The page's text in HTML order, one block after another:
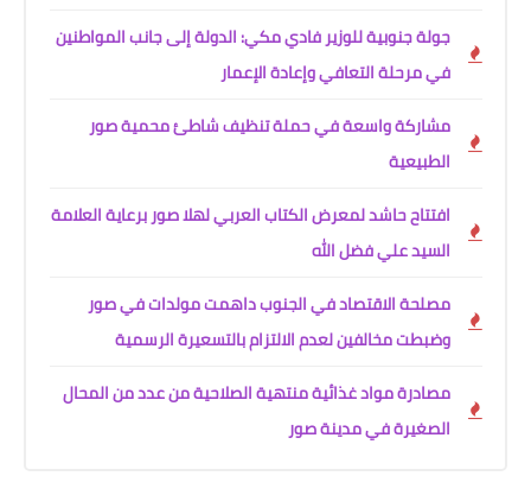
جولة جنوبية للوزير فادي مكي: الدولة إلى جانب المواطنين
في مرحلة التعافي وإعادة الإعمار
مشاركة واسعة في حملة تنظيف شاطئ محمية صور
الطبيعية
افتتاح حاشد لمعرض الكتاب العربي لهلا صور برعاية العلامة
السيد علي فضل الله
مصلحة الاقتصاد في الجنوب داهمت مولدات في صور
وضبطت مخالفين لعدم الالتزام بالتسعيرة الرسمية
مصادرة مواد غذائية منتهية الصلاحية من عدد من المحال
الصغيرة في مدينة صور